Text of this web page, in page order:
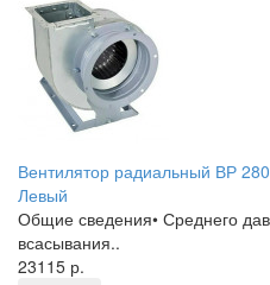
Вентилятор радиальный ВР
Левый
Общие сведения• Среднего
всасывания..
23115 р.